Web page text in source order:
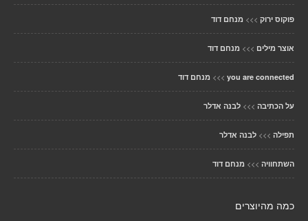
פוקוס ירוק >>> מנחם דוד
אוצר מילים >>> מנחם דוד
you are connected
>>> מנחם דוד
על הכתיבה >>> לבנה אדלר
תפילה >>> לבנה אדלר
השתחוויה >>> מנחם דוד
כמה מהיוצרים